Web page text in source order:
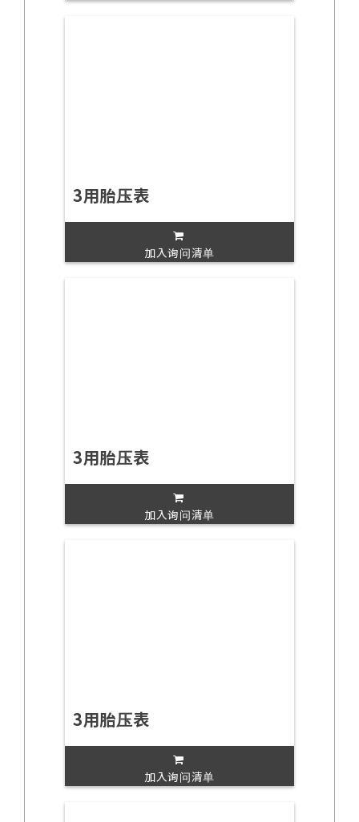
3用胎压表
加入询问清单
3用胎压表
加入询问清单
3用胎压表
加入询问清单